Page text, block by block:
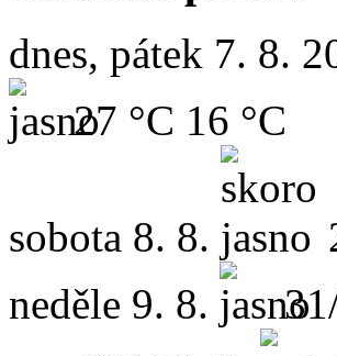
dnes, pátek 7. 8.
27 °C 16 °C
sobota 8. 8.
neděle 9. 8.